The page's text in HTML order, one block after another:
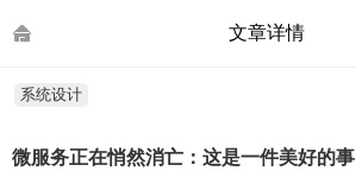
文章详情
系统设计
微服务正在悄然消亡：这是一件美好的事